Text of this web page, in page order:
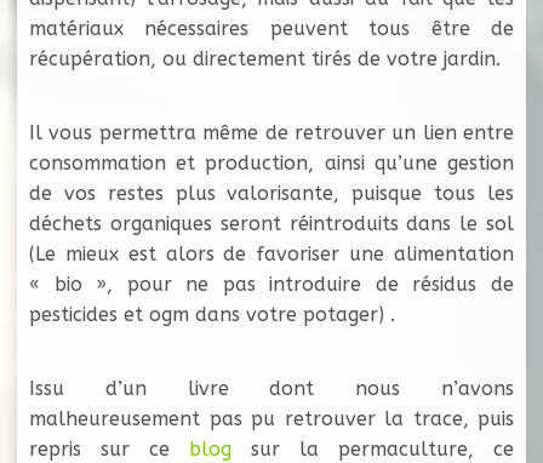
matériaux nécessaires peuvent tous être de
récupération, ou directement tirés de votre jardin.
Il vous permettra même de retrouver un lien entre
consommation et production, ainsi qu’une gestion
de vos restes plus valorisante, puisque tous les
déchets organiques seront réintroduits dans le sol
(Le mieux est alors de favoriser une alimentation
« bio », pour ne pas introduire de résidus de
pesticides et ogm dans votre potager) .
Issu d’un livre dont nous n’avons
malheureusement pas pu retrouver la trace, puis
repris sur ce blog sur la permaculture, ce